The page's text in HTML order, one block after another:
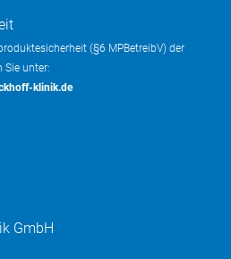
(§6 MPBetreibV) der
Sie unter:
klinik.de
GmbH